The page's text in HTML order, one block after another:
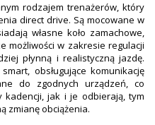
rodzajem trenażerów, który
direct drive. Są mocowane w
własne koło zamachowe,
możliwości w zakresie regulacji
płynną i realistyczną jazdę.
obsługujące komunikację
do zgodnych urządzeń, co
kadencji, jak i je odbierają, tym
zmianę obciążenia.